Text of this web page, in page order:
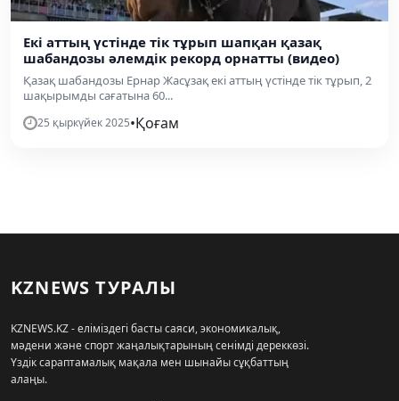
Екі аттың үстінде тік тұрып шапқан қазақ
шабандозы әлемдік рекорд орнатты (видео)
Қазақ шабандозы Ернар Жасұзақ екі аттың үстінде тік тұрып, 2
шақырымды сағатына 60...
25 қыркүйек 2025•Қоғам
KZNEWS ТУРАЛЫ
KZNEWS.KZ - еліміздегі басты саяси, экономикалық,
мәдени және спорт жаңалықтарының сенімді дереккөзі.
Үздік сараптамалық мақала мен шынайы сұқбаттың
алаңы.